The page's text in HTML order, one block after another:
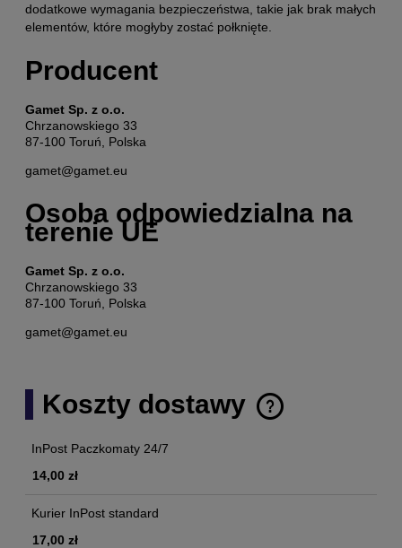
dodatkowe wymagania bezpieczeństwa, takie jak brak małych
elementów, które mogłyby zostać połknięte.
Producent
Gamet Sp. z o.o.
Chrzanowskiego 33
87-100 Toruń, Polska
gamet@gamet.eu
Osoba odpowiedzialna na
terenie UE
Gamet Sp. z o.o.
Chrzanowskiego 33
87-100 Toruń, Polska
gamet@gamet.eu
Koszty dostawy
Cena nie zawiera ewentualnych kosztów płatności
InPost Paczkomaty 24/7
14,00 zł
Kurier InPost standard
17,00 zł